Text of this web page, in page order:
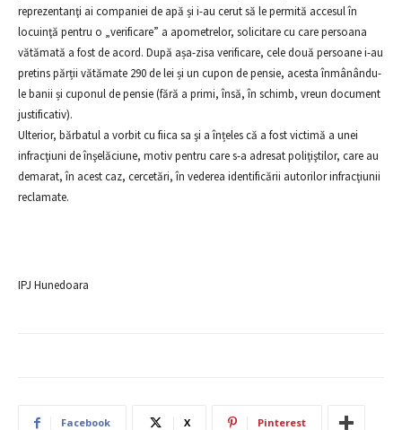
reprezentanţi ai companiei de apă și i-au cerut să le permită accesul în
locuinţă pentru o „verificare” a apometrelor, solicitare cu care persoana
vătămată a fost de acord. După așa-zisa verificare, cele două persoane i-au
pretins părții vătămate 290 de lei și un cupon de pensie, acesta înmânându-
le banii și cuponul de pensie (fără a primi, însă, în schimb, vreun document
justificativ).
Ulterior, bărbatul a vorbit cu fiica sa şi a înțeles că a fost victimă a unei
infracţiuni de înşelăciune, motiv pentru care s-a adresat poliţiştilor, care au
demarat, în acest caz, cercetări, în vederea identificării autorilor infracţiunii
reclamate.
IPJ Hunedoara
Facebook X Pinterest